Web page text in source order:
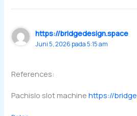
https://bridgedesign.space
Juni 5, 2026 pada 5:15 am
References:
Pachislo slot machinehttps://